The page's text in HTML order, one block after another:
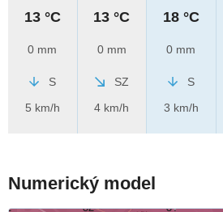
13 °C
0 mm
S
5 km/h
13 °C
0 mm
SZ
4 km/h
18 °C
0 mm
S
3 km/h
Numerický model